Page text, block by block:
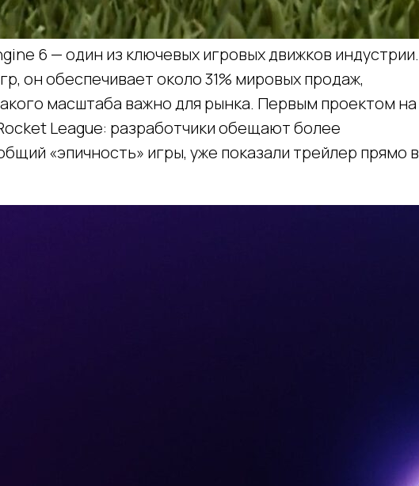
6 — один из ключевых игровых движков индустрии.
он обеспечивает около 31% мировых продаж,
масштаба важно для рынка. Первым проектом на
League: разработчики обещают более
«эпичность» игры, уже показали трейлер прямо в